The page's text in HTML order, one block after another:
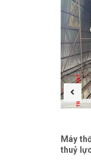
Máy
thuỷ